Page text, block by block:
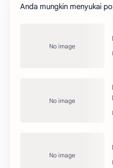
Anda mungkin menyukai